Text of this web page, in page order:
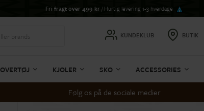
Fri fragt over 499 kr/ Hurtig levering 1-3 hverdage
KUNDEKLUB BUTIK
OVERTØJ KJOLER SKO ACCESSORIES
Følg os på de sociale medier